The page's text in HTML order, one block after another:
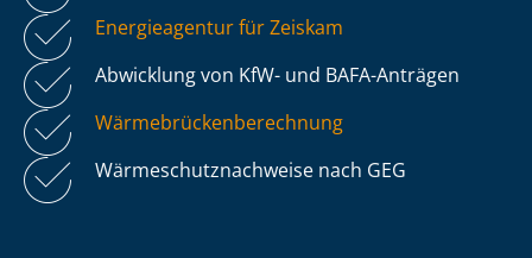
Energieagentur für Zeiskam
Abwicklung von KfW- und BAFA-Anträgen
Wär­me­brü­cken­be­rech­nung
Wär­me­schutz­nach­wei­se nach GEG